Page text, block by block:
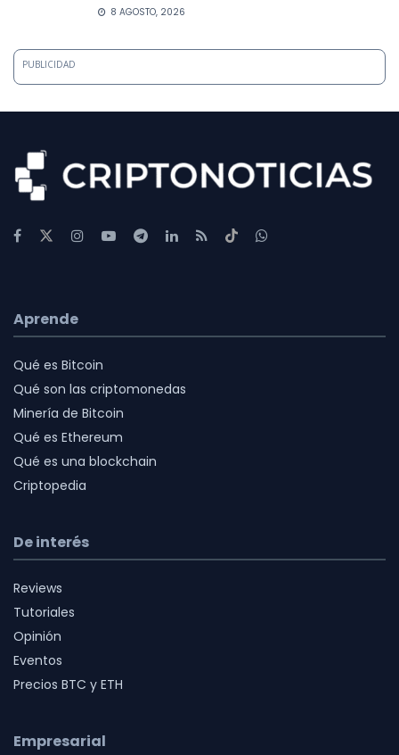
8 AGOSTO, 2026
PUBLICIDAD
Aprende
Qué es Bitcoin
Qué son las criptomonedas
Minería de Bitcoin
Qué es Ethereum
Qué es una blockchain
Criptopedia
De interés
Reviews
Tutoriales
Opinión
Eventos
Precios BTC y ETH
Empresarial